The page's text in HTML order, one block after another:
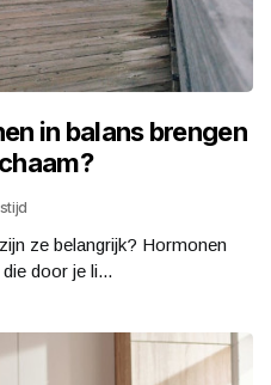
in balans brengen
ze belangrijk? Hormonen
door je li...